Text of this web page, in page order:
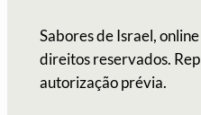
Sabores de Israel,
direitos reservados.
autorização prévia.